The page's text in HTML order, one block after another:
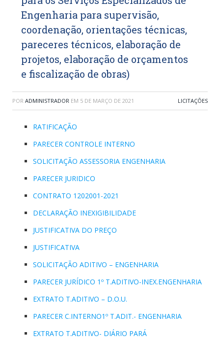
Engenharia para supervisão,
coordenação, orientações técnicas,
pareceres técnicos, elaboração de
projetos, elaboração de orçamentos
e fiscalização de obras)
POR ADMINISTRADOR EM 5 DE MARÇO DE 2021 LICITAÇÕES
RATIFICAÇÃO
PARECER CONTROLE INTERNO
SOLICITAÇÃO ASSESSORIA ENGENHARIA
PARECER JURIDICO
CONTRATO 1202001-2021
DECLARAÇÃO INEXIGIBILIDADE
JUSTIFICATIVA DO PREÇO
JUSTIFICATIVA
SOLICITAÇÃO ADITIVO – ENGENHARIA
PARECER JURÍDICO 1º T.ADITIVO-INEX.ENGENHARIA
EXTRATO T.ADITIVO – D.O.U.
PARECER C.INTERNO1º T.ADIT.- ENGENHARIA
EXTRATO T.ADITIVO- DIÁRIO PARÁ